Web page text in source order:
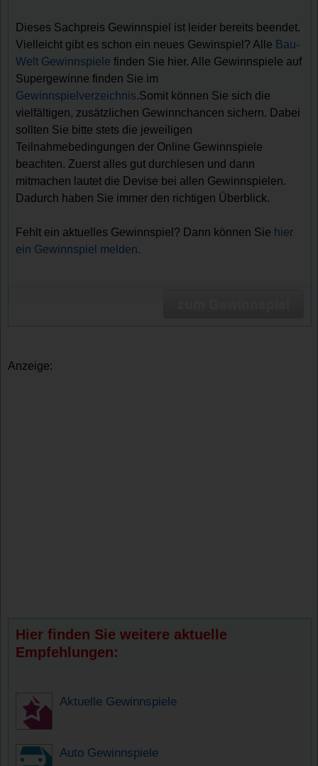
Dieses Sachpreis Gewinnspiel ist leider bereits beendet.
Vielleicht gibt es schon ein neues Gewinspiel? Alle Bau-
Welt Gewinnspiele finden Sie hier. Alle Gewinnspiele auf
Supergewinne finden Sie im
Gewinnspielverzeichnis.Somit können Sie sich die
vielfältigen, zusätzlichen Gewinnchancen sichern. Dabei
sollten Sie bitte stets die jeweiligen
Teilnahmebedingungen der Online Gewinnspiele
beachten. Zuerst alles gut durchlesen und dann
mitmachen lautet die Devise bei allen Gewinnspielen.
Dadurch haben Sie immer den richtigen Überblick.
Fehlt ein aktuelles Gewinnspiel? Dann können Sie hier
ein Gewinnspiel melden.
Anzeige:
Hier finden Sie weitere aktuelle
Empfehlungen:
Aktuelle Gewinnspiele
Auto Gewinnspiele